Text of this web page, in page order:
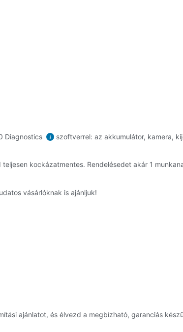
Diagnostics i
szoftverrel: az akkumulátor, kamera,
kockázatmentes. Rendelésedet akár 1
vásárlóknak is ajánljuk!
ajánlatot, és élvezd a megbízható, garanciás